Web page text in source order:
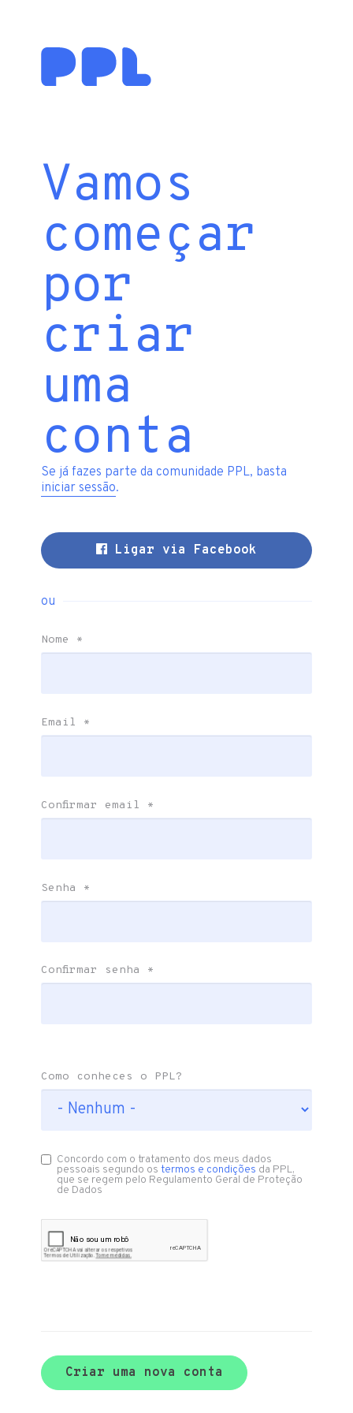
Vamos
começar
por
criar
uma
conta
Se já fazes parte da comunidade PPL, basta
iniciar sessão.
Ligar via Facebook
ou
Nome *
Email *
Confirmar email *
Senha *
Confirmar senha *
Como conheces o PPL?
Concordo com o tratamento dos meus dados
pessoais segundo ostermos e condições da PPL,
que se regem pelo Regulamento Geral de Proteção
de Dados
Criar uma nova conta